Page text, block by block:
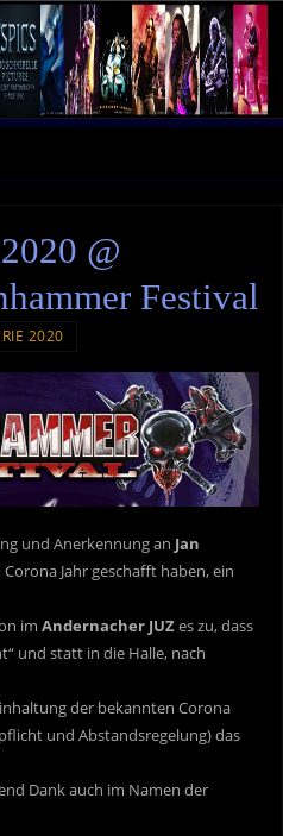
@
Festival
2020
und Anerkennung an Jan
Jahr geschafft haben, ein
im Andernacher JUZes zu, dass
und statt in die Halle, nach
der bekannten Corona
und Abstandsregelung) das
Dank auch im Namen der